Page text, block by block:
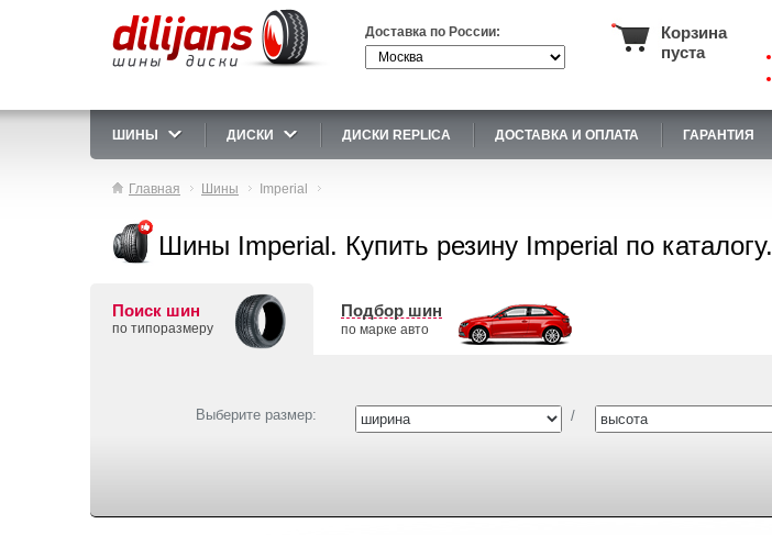
Доставка по России:
Корзина
пуста
ШИНЫ ДИСКИ ДИСКИ REPLICA ДОСТАВКА И ОПЛАТА ГАРАНТИЯ
Главная Шины Imperial
Шины Imperial. Купить резину Imperial по каталогу.
Поиск шин
по типоразмеру
Подбор шин
по марке авто
Выберите размер: /